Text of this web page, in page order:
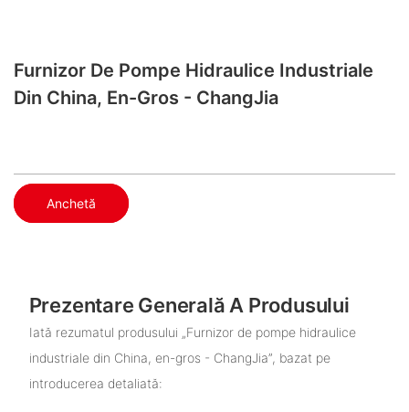
Furnizor De Pompe Hidraulice Industriale
Din China, En-Gros - ChangJia
Anchetă
Prezentare Generală A Produsului
Iată rezumatul produsului „Furnizor de pompe hidraulice
industriale din China, en-gros - ChangJia”, bazat pe
introducerea detaliată: